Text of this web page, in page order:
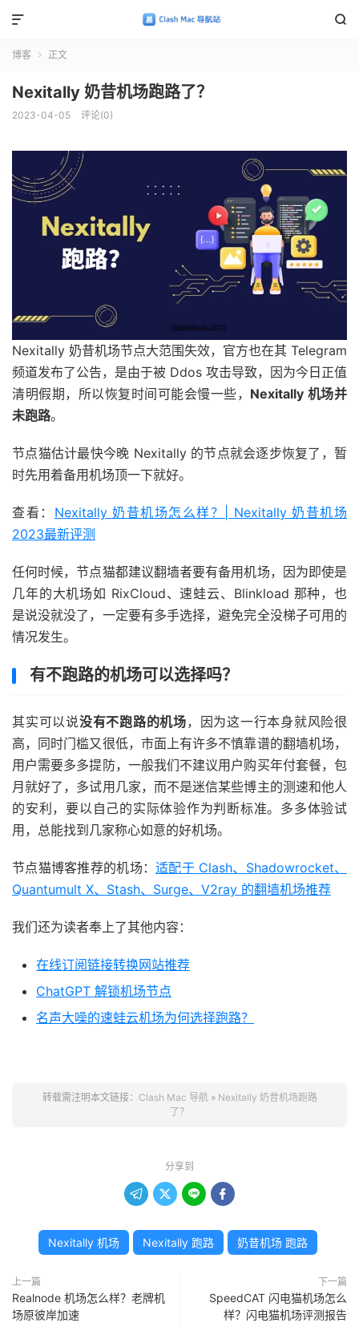


博客  正文
Nexitally 奶昔机场跑路了？
2023-04-05 评论(0)
Nexitally 奶昔机场节点大范围失效，官方也在其 Telegram
频道发布了公告，是由于被 Ddos 攻击导致，因为今日正值
清明假期，所以恢复时间可能会慢一些， Nexitally 机场并
未跑路。
节点猫估计最快今晚 Nexitally 的节点就会逐步恢复了，暂
时先用着备用机场顶一下就好。
查看： Nexitally 奶昔机场怎么样？| Nexitally 奶昔机场
2023最新评测
任何时候，节点猫都建议翻墙者要有备用机场，因为即使是
几年的大机场如 RixCloud、速蛙云、Blinkload 那种，也
是说没就没了，一定要有多手选择，避免完全没梯子可用的
情况发生。
有不跑路的机场可以选择吗？
其实可以说没有不跑路的机场，因为这一行本身就风险很
高，同时门槛又很低，市面上有许多不慎靠谱的翻墙机场，
用户需要多多提防，一般我们不建议用户购买年付套餐，包
月就好了，多试用几家，而不是迷信某些博主的测速和他人
的安利，要以自己的实际体验作为判断标准。多多体验试
用，总能找到几家称心如意的好机场。
节点猫博客推荐的机场：适配于 Clash、Shadowrocket、
Quantumult X、Stash、Surge、V2ray 的翻墙机场推荐
我们还为读者奉上了其他内容：
在线订阅链接转换网站推荐
ChatGPT 解锁机场节点
名声大噪的速蛙云机场为何选择跑路？
转载需注明本文链接： Clash Mac 导航» Nexitally 奶昔机场跑路
了？
分享到
   
Nexitally 机场 Nexitally 跑路 奶昔机场 跑路
上一篇
Realnode 机场怎么样？老牌机
场原彼岸加速
下一篇
SpeedCAT 闪电猫机场怎么
样？闪电猫机场评测报告